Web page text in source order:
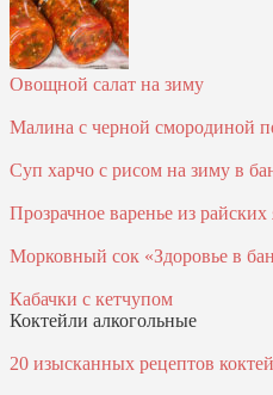
Овощной салат на зиму
Малина с черной смородиной
Суп харчо с рисом на зиму в
Прозрачное варенье из
Морковный сок «Здоровье в
Кабачки с кетчупом
Коктейли алкогольные
20 изысканных рецептов